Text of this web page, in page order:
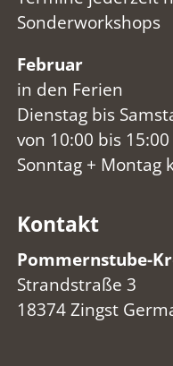
Sonderworkshops
Februar
in den Ferien
Dienstag bis
von 10:00 bis
Sonntag + Montag
Kontakt
Pommernstube-
Strandstraße 3
18374 Zingst